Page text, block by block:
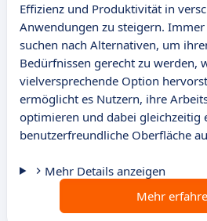
Effizienz und Produktivität in
Anwendungen zu steigern.
suchen nach Alternativen, um
Bedürfnissen gerecht zu werden,
vielversprechende Option
ermöglicht es Nutzern, ihre
optimieren und dabei gleichzeitig
benutzerfreundliche Oberfläche
Mehr Details anzeigen
Mehr